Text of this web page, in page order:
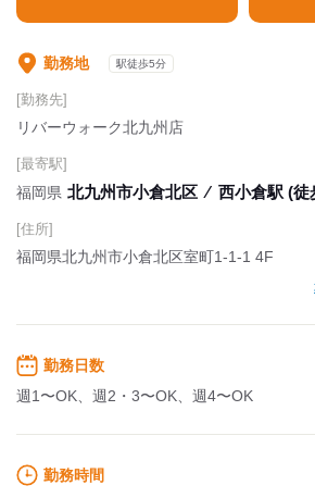
勤務地 駅徒歩5分
[勤務先]
リバーウォーク北九州店
[最寄駅]
福岡県 北九州市小倉北区 ⁄ 西小倉駅 (徒
[住所]
福岡県北九州市小倉北区室町1-1-1 4F
勤務日数
週1〜OK、週2・3〜OK、週4〜OK
勤務時間